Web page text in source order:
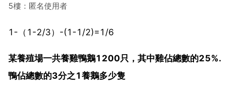
5樓：匿名使用者
1-（1-2/3）-(1-1/2)=1/6
某養殖場一共養雞鴨鵝1200只，其中雞佔總數的25%.
鴨佔總數的3分之1養鵝多少隻